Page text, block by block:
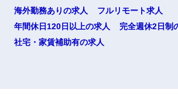
海外勤務ありの求人
フルリモート求人
年間休日120日以上の求人
完全週休2日制
社宅・家賃補助有の求人